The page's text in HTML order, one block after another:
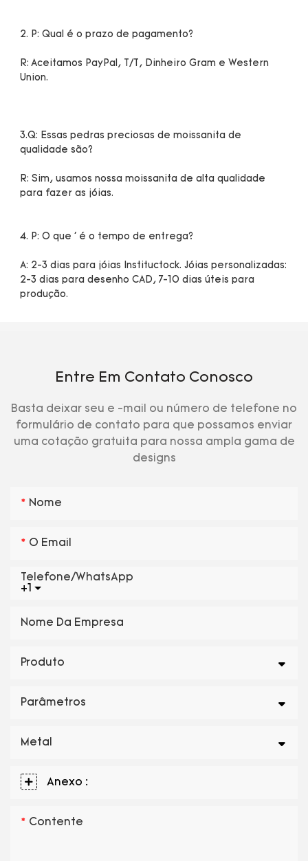
R: Aceitamos PayPal, T/T, Dinheiro Gram e Western
3.Q: Essas pedras preciosas de moissanita de
R: Sim, usamos nossa moissanita de alta qualidade
A: 2-3 dias para jóias Instituctock. Jóias personalizadas:
2-3 dias para desenho CAD, 7-10 dias úteis para
Entre Em Contato Conosco
Basta deixar seu e -mail ou número de telefone no
formulário de contato para que possamos enviar
uma cotação gratuita para nossa ampla gama de
designs
Nome
O Email
+1
Telefone/WhatsApp
Nome Da Empresa
Produto
Parâmetros
Metal
Anexo :
Contente